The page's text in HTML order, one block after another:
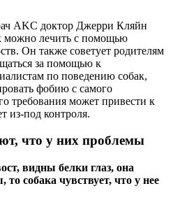
AKC доктор Джерри Кляйн
можно лечить с помощью
Он также советует родителям
за помощью к
по поведению собак,
фобию с самого
требования может привести к
из-под контроля.
что у них проблемы
видны белки глаз, она
собака чувствует, что у нее